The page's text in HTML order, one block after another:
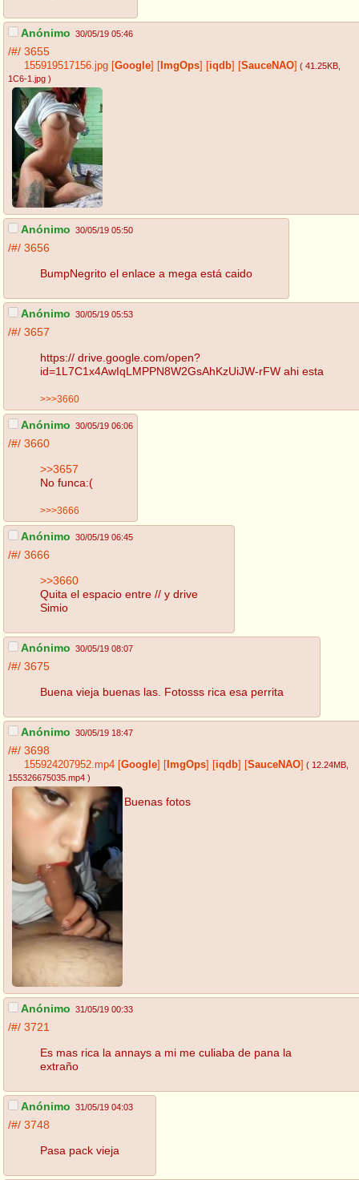
Anónimo 30/05/19 05:46
/#/ 3655
155919517156.jpg [Google] [ ImgOps] [iqdb] [SauceNAO] ( 41.25KB
1C6-1.jpg )
Anónimo 30/05/19 05:50
/#/ 3656
BumpNegrito el enlace a mega está caido
Anónimo 30/05/19 05:53
/#/ 3657
https:// drive.google.com/open?
id=1L7C1x4AwIqLMPPN8W2GsAhKzUiJW-rFW ahi esta
>>>3660
Anónimo 30/05/19 06:06
/#/ 3660
>>3657
No funca:(
>>>3666
Anónimo 30/05/19 06:45
/#/ 3666
>>3660
Quita el espacio entre // y drive
Simio
Anónimo 30/05/19 08:07
/#/ 3675
Buena vieja buenas las. Fotosss rica esa perrita
Anónimo 30/05/19 18:47
/#/ 3698
155924207952.mp4 [Google] [ ImgOps] [iqdb] [SauceNAO] ( 12.24MB
155326675035.mp4 )
Buenas fotos
Anónimo 31/05/19 00:33
/#/ 3721
Es mas rica la annays a mi me culiaba de pana la
extraño
Anónimo 31/05/19 04:03
/#/ 3748
Pasa pack vieja